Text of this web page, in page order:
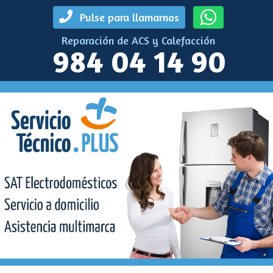
Pulse para llamarnos
Reparación de ACS y Calefacción
984 04 14 90